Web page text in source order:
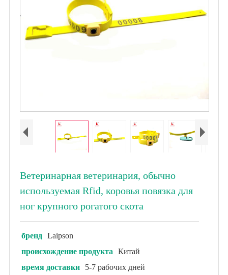
Ветеринарная ветеринария, обычно
используемая Rfid, коровья повязка для
ног крупного рогатого скота
бренд Laipson
происхождение продукта
Китай
время доставки
5-7 рабочих дней